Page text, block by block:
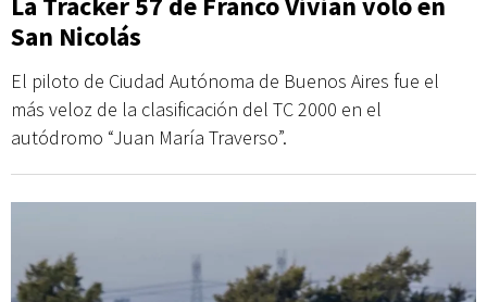
San Nicolás
El piloto de Ciudad Autónoma de Buenos Aires fue el
más veloz de la clasificación del TC 2000 en el
autódromo “Juan María Traverso”.